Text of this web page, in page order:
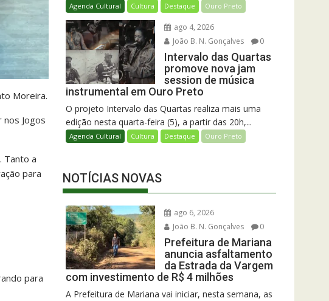
Moreira.
Jogos
Tanto a
para
para
Agenda Cultural Cultura Destaque Ouro Preto
ago 4, 2026
João B. N. Gonçalves
0
Intervalo das Quartas
promove nova jam
session de música
instrumental em Ouro Preto
O projeto Intervalo das Quartas realiza mais uma
edição nesta quarta-feira (5), a partir das 20h,...
Agenda Cultural Cultura Destaque Ouro Preto
NOTÍCIAS NOVAS
ago 6, 2026
João B. N. Gonçalves
0
Prefeitura de Mariana
anuncia asfaltamento
da Estrada da Vargem
com investimento de R$ 4 milhões
A Prefeitura de Mariana vai iniciar, nesta semana, as